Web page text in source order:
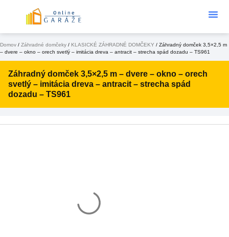
Domov / Záhradné domčeky / KLASICKÉ ZÁHRADNÉ DOMČEKY / Záhradný domček 3,5×2,5 m
– dvere – okno – orech svetlý – imitácia dreva – antracit – strecha spád dozadu – TS961
Záhradný domček 3,5×2,5 m – dvere – okno – orech
svetlý – imitácia dreva – antracit – strecha spád
dozadu – TS961